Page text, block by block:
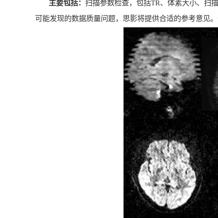
主要包括： 扫描参数检查，包括TR、体素大小、扫
可能发现的数据质量问题，思影将提供合适的参考意见